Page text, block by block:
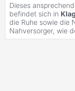
Dieses
befindet sich in
die Ruhe sowie die
Nahversorger, wie